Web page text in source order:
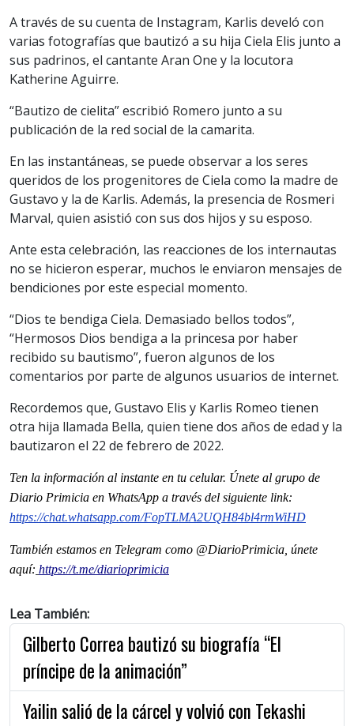
A través de su cuenta de Instagram, Karlis develó con
varias fotografías que bautizó a su hija Ciela Elis junto a
sus padrinos, el cantante Aran One y la locutora
Katherine Aguirre.
“Bautizo de cielita” escribió Romero junto a su
publicación de la red social de la camarita.
En las instantáneas, se puede observar a los seres
queridos de los progenitores de Ciela como la madre de
Gustavo y la de Karlis. Además, la presencia de Rosmeri
Marval, quien asistió con sus dos hijos y su esposo.
Ante esta celebración, las reacciones de los internautas
no se hicieron esperar, muchos le enviaron mensajes de
bendiciones por este especial momento.
“Dios te bendiga Ciela. Demasiado bellos todos”,
“Hermosos Dios bendiga a la princesa por haber
recibido su bautismo”, fueron algunos de los
comentarios por parte de algunos usuarios de internet.
Recordemos que, Gustavo Elis y Karlis Romeo tienen
otra hija llamada Bella, quien tiene dos años de edad y la
bautizaron el 22 de febrero de 2022.
Ten la información al instante en tu celular. Únete al grupo de
Diario Primicia en WhatsApp a través del siguiente link:
https://chat.whatsapp.com/FopTLMA2UQH84bl4rmWiHD
También estamos en Telegram como @DiarioPrimicia, únete
aquí: https://t.me/diarioprimicia
Lea También:
Gilberto Correa bautizó su biografía “El
príncipe de la animación”
Yailin salió de la cárcel y volvió con Tekashi